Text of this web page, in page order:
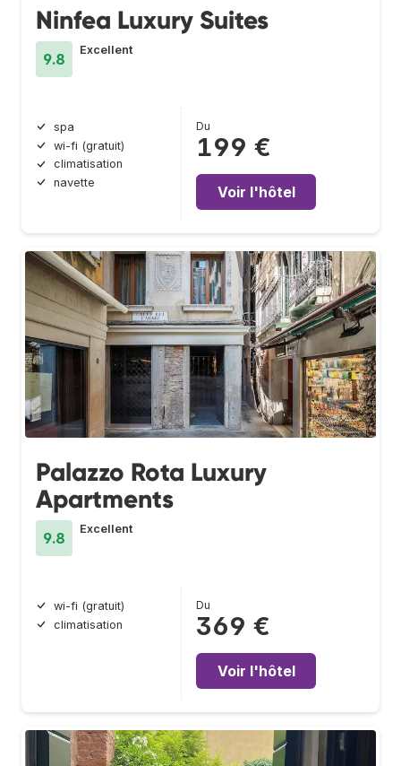
Ninfea Luxury Suites
9.8
Excellent
spa
wi-fi (gratuit)
climatisation
navette
Du
199 €
Voir l'hôtel
Palazzo Rota Luxury
Apartments
9.8
Excellent
wi-fi (gratuit)
climatisation
Du
369 €
Voir l'hôtel